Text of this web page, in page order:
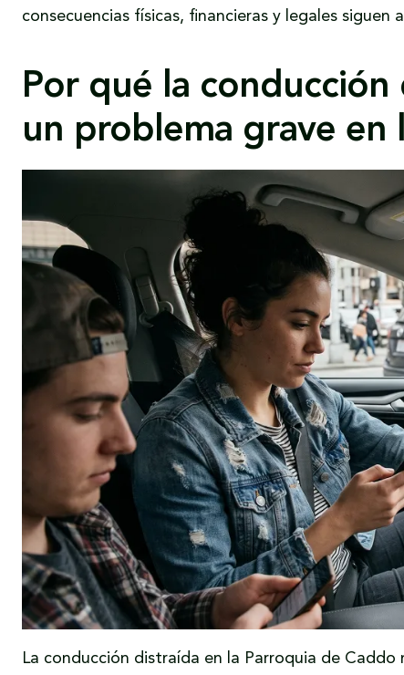
consecuencias físicas, financieras y legales siguen
Por qué la
un problema grave en
La conducción distraída en la Parroquia de